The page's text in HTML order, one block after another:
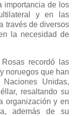
importancia de los
y en las
través de diversos
la necesidad de
recordó las
noruegos que han
Unidas,
resaltando su
organización y en
además de su